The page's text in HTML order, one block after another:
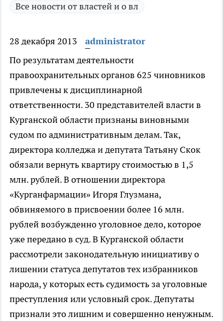
Все новости от властей и о вл
28 декабря 2013
administrator
По результатам деятельности
правоохранительных органов 625 чиновников
привлечены к дисциплинарной
ответственности. 30 представителей власти в
Курганской области признаны виновными
судом по административным делам. Так,
директора колледжа и депутата Татьяну Скок
обязали вернуть квартиру стоимостью в 1,5
млн. рублей. В отношении директора
«Курганфармации» Игоря Глузмана,
обвиняемого в присвоении более 16 млн.
рублей возбужденно уголовное дело, которое
уже передано в суд. В Курганской области
рассмотрели законодательную инициативу о
лишении статуса депутатов тех избранников
народа, у которых есть судимость за уголовные
преступления или условный срок. Депутаты
признали это лишним и совершенно ненужным.